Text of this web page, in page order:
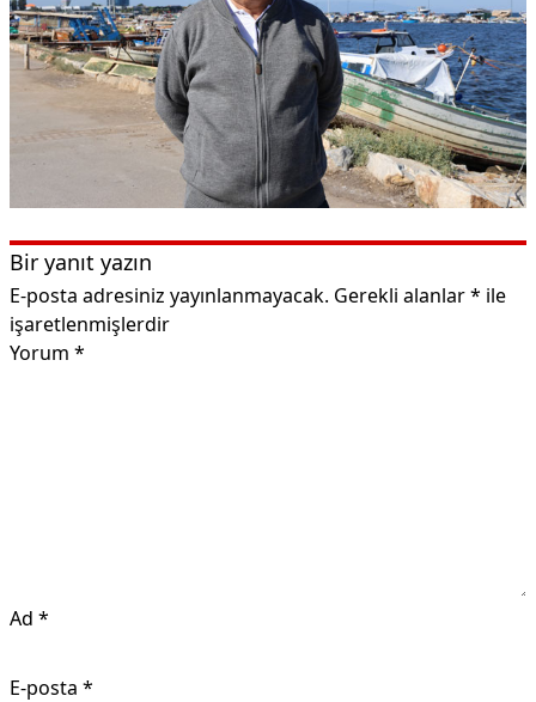
Bir yanıt yazın
E-posta adresiniz yayınlanmayacak. Gerekli alanlar* ile
işaretlenmişlerdir
Yorum *
Ad *
E-posta *